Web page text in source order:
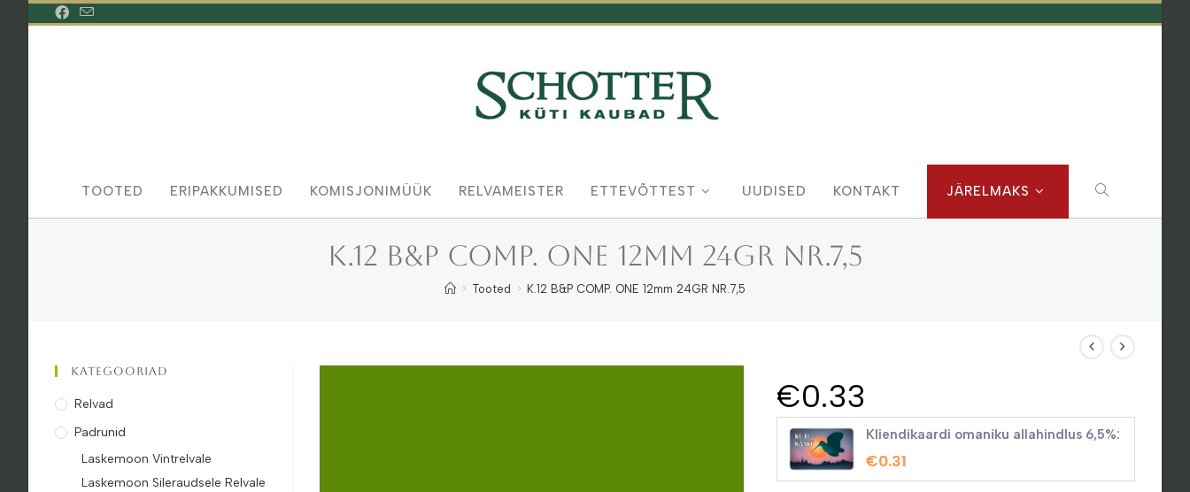
TOOTED ERIPAKKUMISED KOMISJONIMÜÜK RELVAMEISTER ETTEVÕTTEST UUDISED KONTAKT JÄRELMAKS TOGGLE
K.12 B&P COMP. ONE 12mm 24GR NR.7,5
> Tooted > K.12 B&P COMP. ONE 12mm 24GR NR.7,5
€0.33
Kliendikaardi omaniku allahindlus 6,5%:
€0.31
Kategooriad
Relvad
Padrunid
Laskemoon Vintrelvale
Laskemoon Sileraudsele Relvale